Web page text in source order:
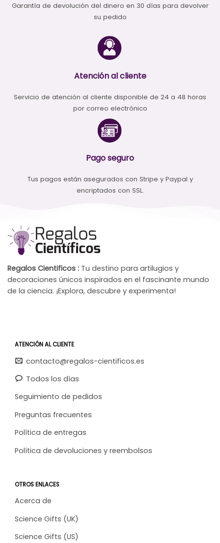
Garantía de devolución del dinero en 30 días para devolver
su pedido
Atención al cliente
Servicio de atención al cliente disponible de 24 a 48 horas
por correo electrónico
Pago seguro
Tus pagos están asegurados con Stripe y Paypal y
encriptados con SSL.
Regalos Cientificos : Tu destino para artilugios y
decoraciones únicos inspirados en el fascinante mundo
de la ciencia. ¡Explora, descubre y experimenta!
ATENCIÓN AL CLIENTE
contacto@regalos-cientificos.es
Todos los días
Seguimiento de pedidos
Preguntas frecuentes
Política de entregas
Política de devoluciones y reembolsos
OTROS ENLACES
Acerca de
Science Gifts (UK)
Science Gifts (US)